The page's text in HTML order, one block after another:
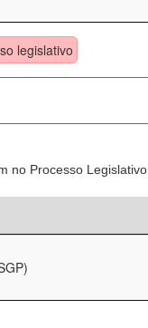
legislativo
no Processo Legislativo.